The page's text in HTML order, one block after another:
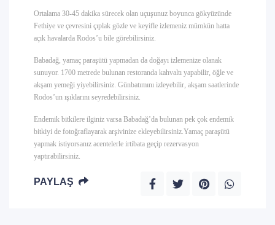
Ortalama 30-45 dakika sürecek olan uçuşunuz boyunca gökyüzünde
Fethiye ve çevresini çıplak gözle ve keyifle izlemeniz mümkün hatta
açık havalarda Rodos’u bile görebilirsiniz.
Babadağ, yamaç paraşütü yapmadan da doğayı izlemenize olanak
sunuyor. 1700 metrede bulunan restoranda kahvaltı yapabilir, öğle ve
akşam yemeği yiyebilirsiniz. Günbatımını izleyebilir, akşam saatlerinde
Rodos’un ışıklarını seyredebilirsiniz.
Endemik bitkilere ilginiz varsa Babadağ’da bulunan pek çok endemik
bitkiyi de fotoğraflayarak arşivinize ekleyebilirsiniz.Yamaç paraşütü
yapmak istiyorsanız acentelerle irtibata geçip rezervasyon
yaptırabilirsiniz.
PAYLAŞ